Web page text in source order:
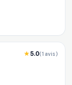
5.0(1 avis)